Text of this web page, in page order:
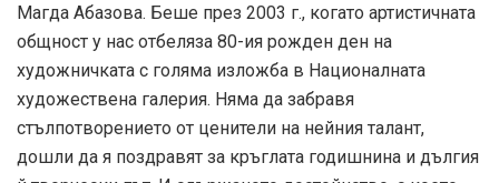
Магда Абазова. Беше през 2003 г., когато артистичната
общност у нас отбеляза 80-ия рожден ден на
художничката с голяма изложба в Националната
художествена галерия. Няма да забравя
стълпотворението от ценители на нейния талант,
дошли да я поздравят за кръглата годишнина и дългия